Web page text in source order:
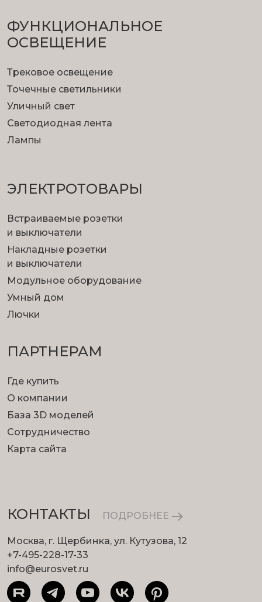
ФУНКЦИОНА­ЛЬНОЕ
ОСВЕЩЕНИЕ
Трековое освещение
Точечные светильники
Уличный свет
Светодиодная лента
Лампы
ЭЛЕКТРОТОВАРЫ
Встраиваемые розетки
и выключатели
Накладные розетки
и выключатели
Модульное оборудование
Умный дом
Лючки
ПАРТНЕРАМ
Где купить
О компании
База 3D моделей
Сотрудничество
Карта сайта
КОНТАКТЫ ПОДРОБНЕЕ
Москва, г. Щербинка, ул. Кутузова, 12
+7-495-228-17-33
info@eurosvet.ru